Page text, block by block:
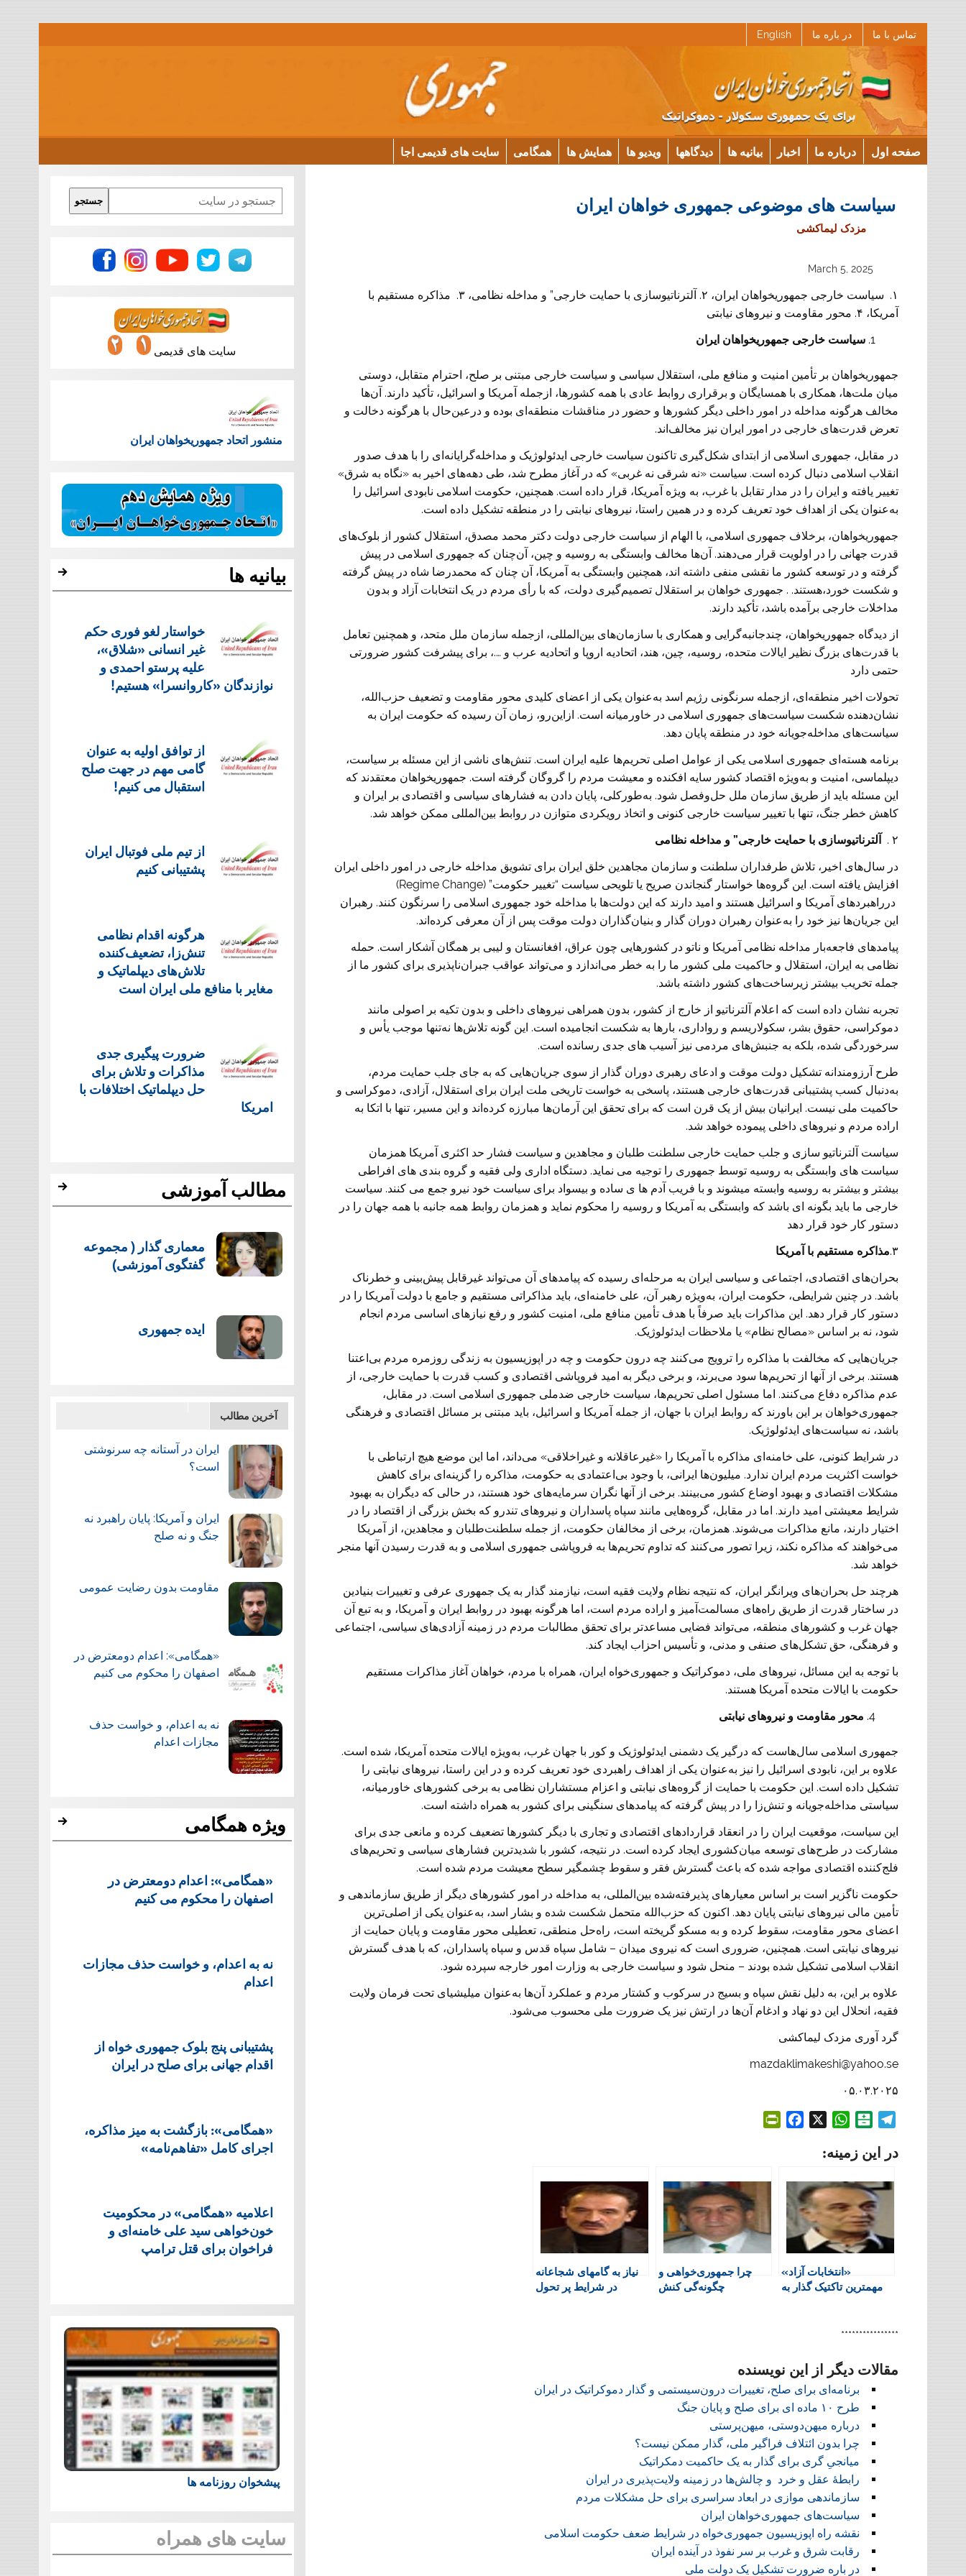
تماس با ما در باره ما English
صفحه اول درباره ما اخبار بیانیه ها دیدگاهها ویدیو ها همایش ها همگامی سایت های قدیمی اجا
سیاست های موضوعی جمهوری خواهان ایران
مزدک لیماکشی
March 5, 2025
۱. سیاست خارجی جمهوریخواهان ایران، ۲. آلترناتیوسازی با حمایت خارجی” و مداخله نظامی، ۳. مذاکره مستقیم با
آمریکا، ۴. محور مقاومت و نیروهای نیابتی
سیاست خارجی جمهوریخواهان ایران
جمهوریخواهان بر تأمین امنیت و منافع ملی، استقلال سیاسی و سیاست خارجی مبتنی بر صلح، احترام متقابل، دوستی
میان ملت‌ها، همکاری با همسایگان و برقراری روابط عادی با همه کشورها، ازجمله آمریکا و اسرائیل، تأکید دارند. آن‌ها
مخالف هرگونه مداخله در امور داخلی دیگر کشورها و حضور در مناقشات منطقه‌ای بوده و درعین‌حال با هرگونه دخالت و
تعرض قدرت‌های خارجی در امور ایران نیز مخالف‌اند.
در مقابل، جمهوری اسلامی از ابتدای شکل‌گیری تاکنون سیاست خارجی ایدئولوژیک و مداخله‌گرایانه‌ای را با هدف صدور
انقلاب اسلامی دنبال کرده است. سیاست «نه شرقی نه غربی» که در آغاز مطرح شد، طی دهه‌های اخیر به «نگاه به شرق»
تغییر یافته و ایران را در مدار تقابل با غرب، به ‌ویژه آمریکا، قرار داده است. همچنین، حکومت اسلامی نابودی اسرائیل را
به‌عنوان یکی از اهداف خود تعریف کرده و در همین راستا، نیروهای نیابتی را در منطقه تشکیل داده است.
جمهوریخواهان، برخلاف جمهوری اسلامی، با الهام از سیاست خارجی دولت دکتر محمد مصدق، استقلال کشور از بلوک‌های
قدرت جهانی را در اولویت قرار می‌دهند. آن‌ها مخالف وابستگی به روسیه و چین، آن‌چنان که جمهوری اسلامی در پیش
گرفته و در توسعه کشور ما نقشی منفی داشته اند، همچنین وابستگی به آمریکا، آن چنان که محمدرضا شاه در پیش گرفته
و شکست خورد،هستند. . جمهوری خواهان بر استقلال تصمیم‌گیری دولت، که با رأی مردم در یک انتخابات آزاد و بدون
مداخلات خارجی برآمده باشد، تأکید دارند.
از دیدگاه جمهوریخواهان، چندجانبه‌گرایی و همکاری با سازمان‌های بین‌المللی، ازجمله سازمان ملل متحد، و همچنین تعامل
با قدرت‌های بزرگ نظیر ایالات متحده، روسیه، چین، هند، اتحادیه اروپا و اتحادیه عرب و ….، برای پیشرفت کشور ضرورتی
حتمی دارد
تحولات اخیر منطقه‌ای، ازجمله سرنگونی رژیم اسد به‌عنوان یکی از اعضای کلیدی محور مقاومت و تضعیف حزب‌الله،
نشان‌دهنده شکست سیاست‌های جمهوری اسلامی در خاورمیانه است. ازاین‌رو، زمان آن رسیده که حکومت ایران به
سیاست‌های مداخله‌جویانه خود در منطقه پایان دهد.
برنامه هسته‌ای جمهوری اسلامی یکی از عوامل اصلی تحریم‌ها علیه ایران است. تنش‌های ناشی از این مسئله بر سیاست،
دیپلماسی، امنیت و به‌ویژه اقتصاد کشور سایه افکنده و معیشت مردم را گروگان گرفته است. جمهوریخواهان معتقدند که
این مسئله باید از طریق سازمان ملل حل‌وفصل شود. به‌طورکلی، پایان دادن به فشارهای سیاسی و اقتصادی بر ایران و
کاهش خطر جنگ، تنها با تغییر سیاست خارجی کنونی و اتخاذ رویکردی متوازن در روابط بین‌المللی ممکن خواهد شد.
۲ .
آلترناتیوسازی با حمایت خارجی” و مداخله نظامی
در سال‌های اخیر، تلاش طرفداران سلطنت و سازمان مجاهدین خلق ایران برای تشویق مداخله خارجی در امور داخلی ایران
افزایش یافته است. این گروه‌ها خواستار گنجاندن صریح یا تلویحی سیاست “تغییر حکومت” (Regime Change)
درراهبردهای آمریکا و اسرائیل هستند و امید دارند که این دولت‌ها با مداخله خود جمهوری اسلامی را سرنگون کنند. رهبران
این جریان‌ها نیز خود را به‌عنوان رهبران دوران گذار و بنیان‌گذاران دولت موقت پس از آن معرفی کرده‌اند.
پیامدهای فاجعه‌بار مداخله نظامی آمریکا و ناتو در کشورهایی چون عراق، افغانستان و لیبی بر همگان آشکار است. حمله
نظامی به ایران، استقلال و حاکمیت ملی کشور ما را به خطر می‌اندازد و می‌تواند عواقب جبران‌ناپذیری برای کشور ما از
جمله تخریب بیشتر زیرساخت‌های کشور داشته باشد.
تجربه نشان داده است که اعلام آلترناتیو از خارج از کشور، بدون همراهی نیروهای داخلی و بدون تکیه بر اصولی مانند
دموکراسی، حقوق بشر، سکولاریسم و رواداری، بارها به شکست انجامیده است. این گونه تلاش‌ها نه‌تنها موجب یأس و
سرخوردگی شده، بلکه به جنبش‌های مردمی نیز آسیب های جدی رسانده است.
طرح آرزومندانه تشکیل دولت موقت و ادعای رهبری دوران گذار از سوی جریان‌هایی که به جای جلب حمایت مردم،
به‌دنبال کسب پشتیبانی قدرت‌های خارجی هستند، پاسخی به خواست تاریخی ملت ایران برای استقلال، آزادی، دموکراسی و
حاکمیت ملی نیست. ایرانیان بیش از یک قرن است که برای تحقق این آرمان‌ها مبارزه کرده‌اند و این مسیر، تنها با اتکا به
اراده مردم و نیروهای داخلی پیموده خواهد شد.
سیاست آلترناتیو سازی و جلب حمایت خارجی سلطنت طلبان و مجاهدین و سیاست فشار حد اکثری آمریکا همزمان
سیاست های وابستگی به روسیه توسط جمهوری را توجیه می نماید. دستگاه اداری ولی فقیه و گروه بندی های افراطی
بیشتر و بیشتر به روسیه وابسته میشوند و با فریب آدم ها ی ساده و بیسواد برای سیاست خود نیرو جمع می کنند. سیاست
خارجی ما باید بگونه ای باشد که وابستگی به آمریکا و روسیه را محکوم نماید و همزمان روابط همه جانبه با همه جهان را در
دستور کار خود قرار دهد
۳. مذاکره مستقیم با آمریکا
بحران‌های اقتصادی، اجتماعی و سیاسی ایران به مرحله‌ای رسیده که پیامدهای آن می‌تواند غیرقابل پیش‌بینی و خطرناک
باشد. در چنین شرایطی، حکومت ایران، به‌ویژه رهبر آن، علی خامنه‌ای، باید مذاکراتی مستقیم و جامع با دولت آمریکا را در
دستور کار قرار دهد. این مذاکرات باید صرفاً با هدف تأمین منافع ملی، امنیت کشور و رفع نیازهای اساسی مردم انجام
شود، نه بر اساس «مصالح نظام» یا ملاحظات ایدئولوژیک.
جریان‌هایی که مخالفت با مذاکره را ترویج می‌کنند چه درون حکومت و چه در اپوزیسیون به زندگی روزمره مردم بی‌اعتنا
هستند. برخی از آنها از تحریم‌ها سود می‌برند، و برخی دیگر به امید فروپاشی اقتصادی و کسب قدرت با حمایت خارجی، از
عدم مذاکره دفاع می‌کنند. اما مسئول اصلی تحریم‌ها، سیاست خارجی ضدملی جمهوری اسلامی است. در مقابل،
جمهوری‌خواهان بر این باورند که روابط ایران با جهان، از جمله آمریکا و اسرائیل، باید مبتنی بر مسائل اقتصادی و فرهنگی
باشد، نه سیاست‌های ایدئولوژیک.
در شرایط کنونی، علی خامنه‌ای مذاکره با آمریکا را «غیرعاقلانه و غیراخلاقی» می‌داند، اما این موضع هیچ ارتباطی با
خواست اکثریت مردم ایران ندارد. میلیون‌ها ایرانی، با وجود بی‌اعتمادی به حکومت، مذاکره را گزینه‌ای برای کاهش
مشکلات اقتصادی و بهبود اوضاع کشور می‌بینند. برخی از آنها نگران سرمایه‌های خود هستند، در حالی که دیگران به بهبود
شرایط معیشتی امید دارند. اما در مقابل، گروه‌هایی مانند سپاه پاسداران و نیروهای تندرو که بخش بزرگی از اقتصاد را در
اختیار دارند، مانع مذاکرات می‌شوند. همزمان، برخی از مخالفان حکومت، از جمله سلطنت‌طلبان و مجاهدین، از آمریکا
می‌خواهند که مذاکره نکند، زیرا تصور می‌کنند که تداوم تحریم‌ها به فروپاشی جمهوری اسلامی و به قدرت رسیدن آنها منجر
خواهد شد.
هرچند حل بحران‌های ویرانگر ایران، که نتیجه نظام ولایت فقیه است، نیازمند گذار به یک جمهوری عرفی و تغییرات بنیادین
در ساختار قدرت از طریق راه‌های مسالمت‌آمیز و اراده مردم است، اما هرگونه بهبود در روابط ایران و آمریکا، و به تبع آن
جهان غرب و کشورهای منطقه، می‌تواند فضایی مساعدتر برای تحقق مطالبات مردم در زمینه آزادی‌های سیاسی، اجتماعی
و فرهنگی، حق تشکل‌های صنفی و مدنی، و تأسیس احزاب ایجاد کند.
با توجه به این مسائل، نیروهای ملی، دموکراتیک و جمهوری‌خواه ایران، همراه با مردم، خواهان آغاز مذاکرات مستقیم
حکومت با ایالات متحده آمریکا هستند.
محور مقاومت و نیروهای نیابتی
جمهوری اسلامی سال‌هاست که درگیر یک دشمنی ایدئولوژیک و کور با جهان غرب، به‌ویژه ایالات متحده آمریکا، شده است.
علاوه بر این، نابودی اسرائیل را نیز به‌عنوان یکی از اهداف راهبردی خود تعریف کرده و در این راستا، نیروهای نیابتی را
تشکیل داده است. این حکومت با حمایت از گروه‌های نیابتی و اعزام مستشاران نظامی به برخی کشورهای خاورمیانه،
سیاستی مداخله‌جویانه و تنش‌زا را در پیش گرفته که پیامدهای سنگینی برای کشور به همراه داشته است.
این سیاست، موقعیت ایران را در انعقاد قراردادهای اقتصادی و تجاری با دیگر کشورها تضعیف کرده و مانعی جدی برای
مشارکت در طرح‌های توسعه میان‌کشوری ایجاد کرده است. در نتیجه، کشور با شدیدترین فشارهای سیاسی و تحریم‌های
فلج‌کننده اقتصادی مواجه شده که باعث گسترش فقر و سقوط چشمگیر سطح معیشت مردم شده است.
حکومت ناگزیر است بر اساس معیارهای پذیرفته‌شده بین‌المللی، به مداخله در امور کشورهای دیگر از طریق سازماندهی و
تأمین مالی نیروهای نیابتی پایان دهد. اکنون که حزب‌الله متحمل شکست شده و بشار اسد، به‌عنوان یکی از اصلی‌ترین
اعضای محور مقاومت، سقوط کرده و به مسکو گریخته است، راه‌حل منطقی، تعطیلی محور مقاومت و پایان حمایت از
نیروهای نیابتی است. همچنین، ضروری است که نیروی میدان – شامل سپاه قدس و سپاه پاسداران، که با هدف گسترش
انقلاب اسلامی تشکیل شده بودند – منحل شود و سیاست خارجی به وزارت امور خارجه سپرده شود.
علاوه بر این، به دلیل نقش سپاه و بسیج در سرکوب و کشتار مردم و عملکرد آن‌ها به‌عنوان میلیشیای تحت فرمان ولایت
فقیه، انحلال این دو نهاد و ادغام آن‌ها در ارتش نیز یک ضرورت ملی محسوب می‌شود.
گرد آوری مزدک لیماکشی
mazdaklimakeshi@yahoo.se
۰۵.۰۳.۲۰۲۵
l
g
r
a
m
l
t
a
r
i
n
W
a
s
A
p
p
b
o
k
i
e
در این زمینه:
«انتخابات آزاد»
مهم‫ترین تاکتیک گذار به
چرا جمهوری‌خواهی و
چگونه‌گی کنش
نیاز به گامهای شجاعانه
در شرایط پر تحول
****************
مقالات دیگر از این نویسنده
برنامه‌ای برای صلح، تغییرات درون‌سیستمی و گذار دموکراتیک در ایران
طرح ۱۰ ماده ای برای صلح و پایان جنگ
درباره میهن‌دوستی، میهن‌پرستی
چرا بدون ائتلاف فراگیر ملی، گذار ممکن نیست؟
میانجیِ گری برای گذار به یک حاکمیت دمکراتیک
رابطهٔ عقل و خرد و ‌چالش‌ها در زمینه ولایت‌پذیری در ایران
سازماندهی موازی در ابعاد سراسری برای حل مشکلات مردم
سیاست‌های جمهوری‌خواهان ایران
نقشه راه اپوزیسیون جمهوری‌خواه در شرایط ضعف حکومت اسلامی
رقابت شرق و غرب بر سر نفوذ در آینده ایران
در باره ضرورت تشکیل یک دولت ملی
Search
جستجو
سایت های قدیمی
منشور اتحاد جمهوریخواهان ایران
بیانیه ها
خواستار لغو فوری حکم
غیر انسانی «شلاق»،
علیه پرستو احمدی و
نوازندگان «کاروانسرا» هستیم!
از توافق اولیه به عنوان
گامی مهم در جهت صلح
استقبال می کنیم!
از تیم ملی فوتبال ایران
پشتیبانی کنیم
هرگونه اقدام نظامی
تنش‌زا، تضعیف‌کننده
تلاش‌های دیپلماتیک و
مغایر با منافع ملی ایران است
ضرورت پیگیری جدی
مذاکرات و تلاش برای
حل دیپلماتیک اختلافات با
امریکا
مطالب آموزشی
معماری گذار ( مجموعه
گفتگوی آموزشی)
ایده جمهوری
آخرین مطالب
ایران در آستانه چه سرنوشتی
است؟
ایران و آمریکا: پایان راهبرد نه
جنگ و نه صلح
مقاومت بدون رضایت عمومی
«همگامی»: اعدام دومعترض در
اصفهان را محکوم می کنیم
نه به اعدام، و خواست حذف
مجازات اعدام
ویژه همگامی
«همگامی»: اعدام دومعترض در
اصفهان را محکوم می کنیم
نه به اعدام، و خواست حذف مجازات
اعدام
پشتيبانی پنج بلوک جمهوری خواه از
اقدام جهانی برای صلح در ایران
«همگامی»: بازگشت به میز مذاکره،
اجرای کامل «تفاهم‌نامه»
اعلامیه «همگامی» در محکومیت
خون‌خواهی سید علی خامنه‌ای و
فراخوان برای قتل ترامپ
پیشخوان روزنامه ها
سایت های همراه